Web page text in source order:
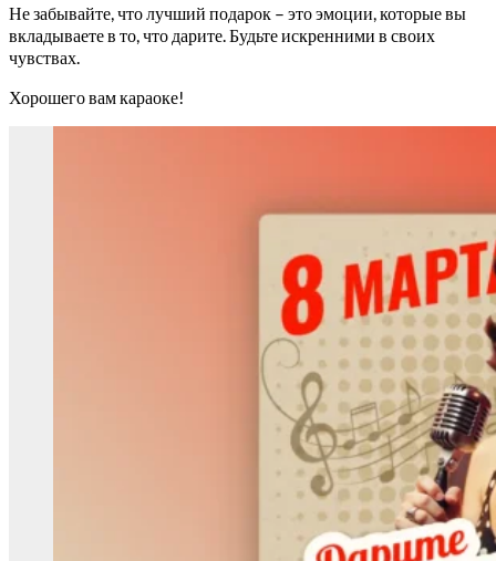
Не забывайте, что лучший подарок – это эмоции, которые вы
вкладываете в то, что дарите. Будьте искренними в своих
чувствах.
Хорошего вам караоке!